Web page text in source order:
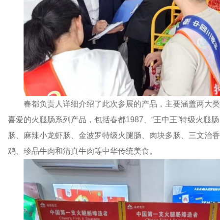
春都负责人详细介绍了此次参展的产品，主要涵盖两大
喜爱的火腿肠系列产品，包括春都1987、“王中王”特级火腿
肠、麻辣小龙虾肠、金波罗特级火腿肠、肉块多肠、三文治
鸡、珍品牛肉和清真牛肉等中华传统美食。